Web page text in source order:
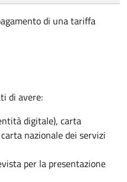
di una tariffa
di avere:
digitale), carta
nazionale dei servizi
per la presentazione